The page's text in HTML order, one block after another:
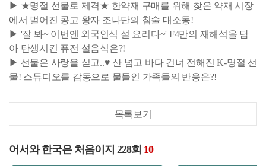
▶ ★명절 선물로 제격★ 한약재 구매를 위해 찾은 약재 시장
에서 벌어진 콩고 왕자 조나단의 침술 대소동!
▶ '잘 봐~ 이번엔 외국인식 설 요리다~' F4만의 재해석을 담
아 탄생시킨 퓨전 설음식은?!
▶ 선물은 사랑을 싣고..♥ 산 넘고 바다 건너 전해진 K-명절 선
물! 스튜디오를 감동으로 물들인 가족들의 반응은?!
목록보기
어서와 한국은 처음이지 228회 10